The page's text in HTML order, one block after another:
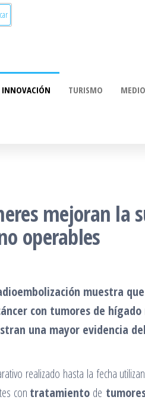
INNOVACIÓN TURISMO
mejoran
operables
muestra
con tumores de
una mayor evidencia
realizado hasta la fecha
con tratamiento de